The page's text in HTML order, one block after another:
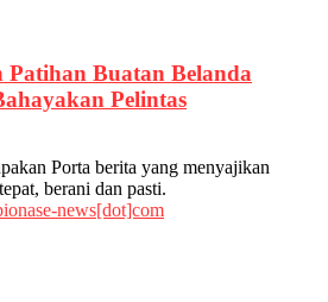
Patihan Buatan Belanda
Pelintas
Porta berita yang menyajikan
berani dan pasti.
news[dot]com